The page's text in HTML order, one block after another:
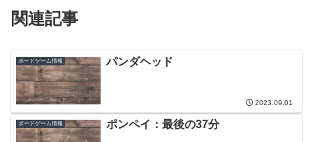
関連記事
ボードゲーム情報 パンダヘッド
2023.09.01
ボードゲーム情報 ポンペイ：最後の37分